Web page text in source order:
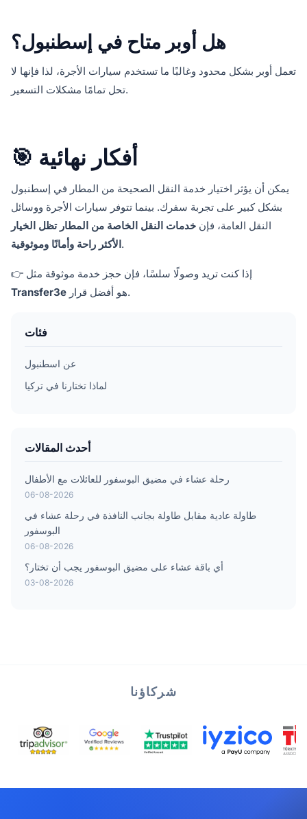
هل أوبر متاح في إسطنبول؟
تعمل أوبر بشكل محدود وغالبًا ما تستخدم سيارات الأجرة، لذا فإنها لا
تحل تمامًا مشكلات التسعير.
🎯 أفكار نهائية
يمكن أن يؤثر اختيار خدمة النقل الصحيحة من المطار في إسطنبول
بشكل كبير على تجربة سفرك. بينما تتوفر سيارات الأجرة ووسائل
النقل العامة، فإن خدمات النقل الخاصة من المطار تظل الخيار
الأكثر راحة وأمانًا وموثوقية.
👉 إذا كنت تريد وصولًا سلسًا، فإن حجز خدمة موثوقة مثل
Transfer3e
هو أفضل قرار.
فئات
عن اسطنبول
لماذا تختارنا في تركيا
أحدث المقالات
رحلة عشاء في مضيق البوسفور للعائلات مع الأطفال
06-08-2026
طاولة عادية مقابل طاولة بجانب النافذة في رحلة عشاء في
البوسفور
06-08-2026
أي باقة عشاء على مضيق البوسفور يجب أن تختار؟
03-08-2026
شركاؤنا